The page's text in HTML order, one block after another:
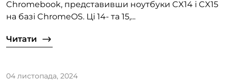
Chromebook, представивши ноутбуки CX14 і CX15
на базі ChromeOS. Ці 14- та 15,...
Читати
04 листопада, 2024